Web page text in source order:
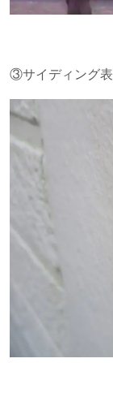
③サイディング